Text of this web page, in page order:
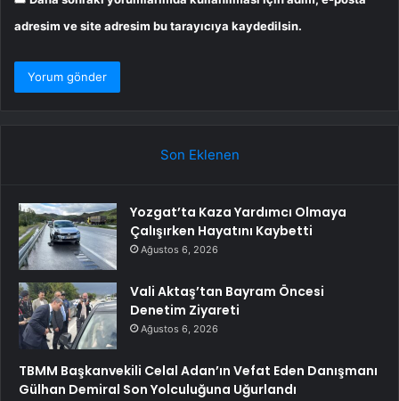
adresim ve site adresim bu tarayıcıya kaydedilsin.
Son Eklenen
Yozgat’ta Kaza Yardımcı Olmaya
Çalışırken Hayatını Kaybetti
Ağustos 6, 2026
Vali Aktaş’tan Bayram Öncesi
Denetim Ziyareti
Ağustos 6, 2026
TBMM Başkanvekili Celal Adan’ın Vefat Eden Danışmanı
Gülhan Demiral Son Yolculuğuna Uğurlandı